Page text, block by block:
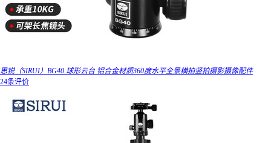
思锐（SIRUI）BG40 球形云台 铝合金材质360度水平全景横拍竖拍摄影摄像配件
24条评价